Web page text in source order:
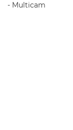
- Multicam